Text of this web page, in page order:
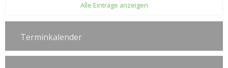
Alle Einträge anzeigen
Terminkalender